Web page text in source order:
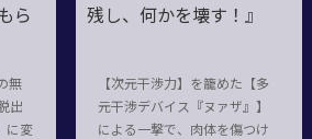
ら
無
出
に変
残し、何かを壊す！』
【次元干渉力】を籠めた【多
元干渉デバイス『ヌァザ』】
による一撃で、肉体を傷つけ